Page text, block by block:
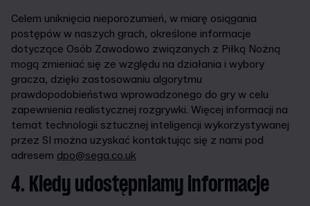
Celem uniknięcia nieporozumień, w miarę osiągania
postępów w naszych grach, określone informacje
dotyczące Osób Zawodowo związanych z Piłką Nożną
mogą zmieniać się ze względu na działania i wybory
gracza, dzięki zastosowaniu algorytmu
prawdopodobieństwa wprowadzonego do gry w celu
zapewnienia realistycznej rozgrywki. Więcej informacji na
temat technologii sztucznej inteligencji wykorzystywanej
przez SI można uzyskać kontaktując się z nami pod
adresem dpo@sega.co.uk
4. Kiedy udostępniamy informacje